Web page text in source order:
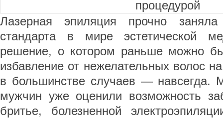
Лазерная эпиляция прочно заняла
стандарта в мире эстетической
решение, о котором раньше можно
избавление от нежелательных волос
в большинстве случаев — навсегда.
мужчин уже оценили возможность
бритье, болезненной